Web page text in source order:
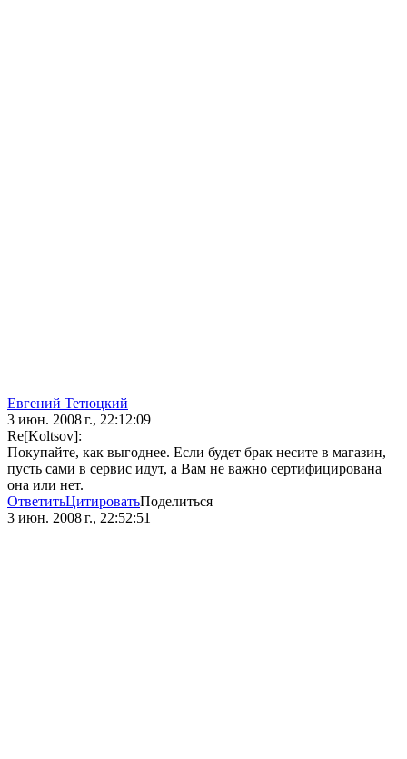
Евгений Тетюцкий
3 июн. 2008 г., 22:12:09
Re[Koltsov]:
Покупайте, как выгоднее. Если будет брак несите в магазин,
пусть сами в сервис идут, а Вам не важно сертифицирована
она или нет.
ОтветитьЦитироватьПоделиться
3 июн. 2008 г., 22:52:51